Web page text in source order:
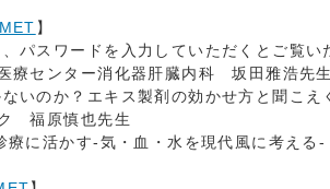
】
、パスワードを入力していただくとご覧
療センター消化器肝臓内科 坂田雅浩先
ないのか？エキス製剤の効かせ方と聞こ
ク 福原慎也先生
療に活かす‐気・血・水を現代風に考える